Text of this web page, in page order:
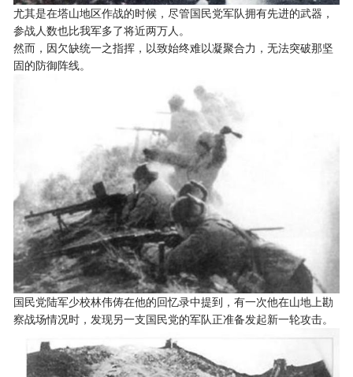
尤其是在塔山地区作战的时候，尽管国民党军队拥有先进的武器，
参战人数也比我军多了将近两万人。
然而，因欠缺统一之指挥，以致始终难以凝聚合力，无法突破那坚
固的防御阵线。
国民党陆军少校林伟俦在他的回忆录中提到，有一次他在山地上勘
察战场情况时，发现另一支国民党的军队正准备发起新一轮攻击。